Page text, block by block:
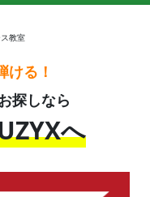
教室
ける！
探しなら
へ